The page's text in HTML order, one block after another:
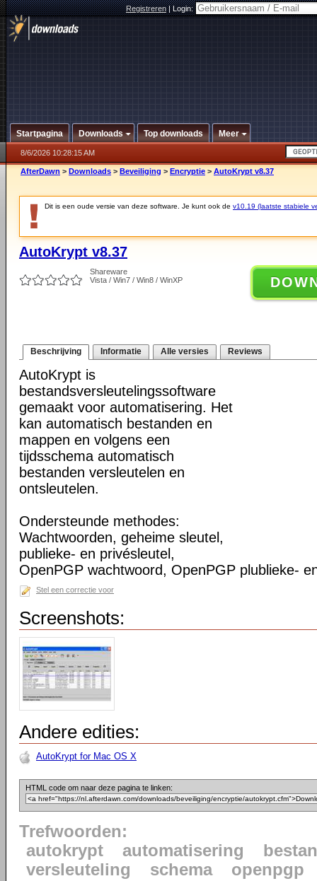
Registreren|Login:
Startpagina Downloads Top downloads Meer
8/6/2026 10:28:15 AM
AfterDawn > Downloads > Beveiliging > Encryptie > AutoKrypt v8.37
Dit is een oude versie van deze software. Je kunt ook de v10.19 (laatste stabiele
AutoKrypt v8.37
Shareware
Vista / Win7 / Win8 / WinXP
Beschrijving Informatie Alle versies Reviews
AutoKrypt is
bestandsversleutelingssoftware
gemaakt voor automatisering. Het
kan automatisch bestanden en
mappen en volgens een
tijdsschema automatisch
bestanden versleutelen en
ontsleutelen.
Ondersteunde methodes:
Wachtwoorden, geheime sleutel,
publieke- en privésleutel,
OpenPGP wachtwoord, OpenPGP plublieke-
Stel een correctie voor
Screenshots:
Andere edities:
AutoKrypt for Mac OS X
HTML code om naar deze pagina te linken:
Trefwoorden:
autokrypt
automatisering
versleuteling
schema openpgp